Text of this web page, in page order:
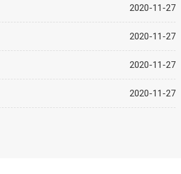
2020-11-27
2020-11-27
2020-11-27
2020-11-27